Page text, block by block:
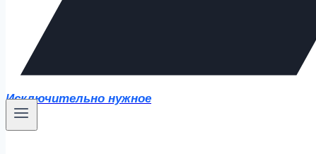
Исключительно нужное